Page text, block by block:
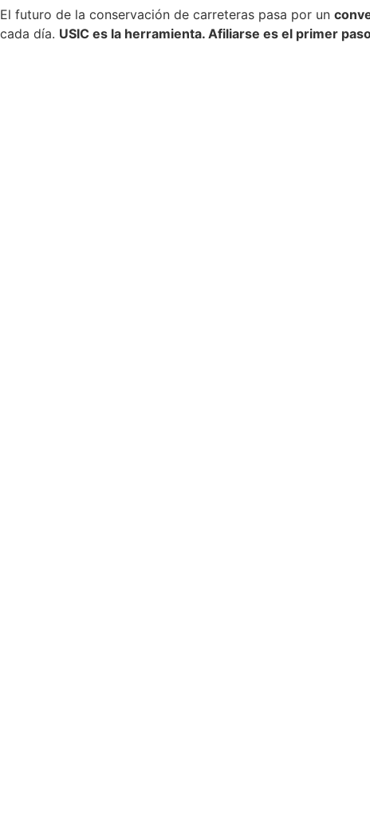
El futuro de la conservación de carreteras pasa por un
cada día. USIC es la herramienta. Afiliarse es el primer